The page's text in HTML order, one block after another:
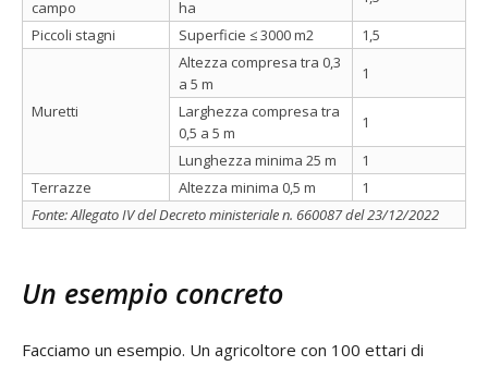
campo ha
Piccoli stagni
Superficie ≤ 3000 m2 1,5
Muretti
Altezza compresa tra 0,3
a 5 m
1
Larghezza compresa tra
0,5 a 5 m
1
Lunghezza minima 25 m
1
Terrazze
Altezza minima 0,5 m
1
Fonte: Allegato IV del Decreto ministeriale n. 660087 del 23/12/2022
Un esempio concreto
Facciamo un esempio. Un agricoltore con 100 ettari di